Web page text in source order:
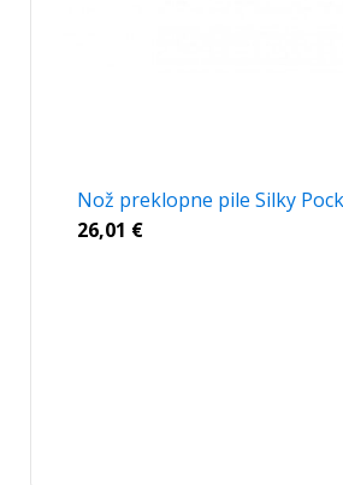
Nož preklopne pile Silky
26,01 €